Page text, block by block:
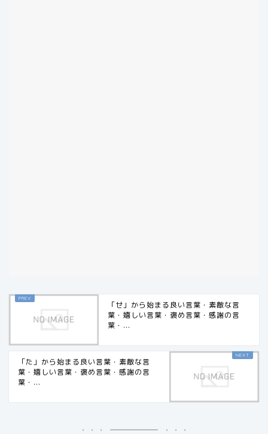
「せ」から始まる良い言葉・素敵な言
葉・嬉しい言葉・褒め言葉・感謝の言
葉・...
「た」から始まる良い言葉・素敵な言
葉・嬉しい言葉・褒め言葉・感謝の言
葉・...